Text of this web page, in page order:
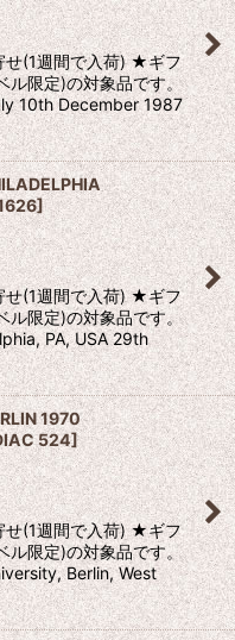
(1週間で入荷) ★ギフ
ル限定)の対象品です。
10th December 1987
]
(1週間で入荷) ★ギフ
ル限定)の対象品です。
PA, USA 29th
1970
524]
(1週間で入荷) ★ギフ
ル限定)の対象品です。
Berlin, West